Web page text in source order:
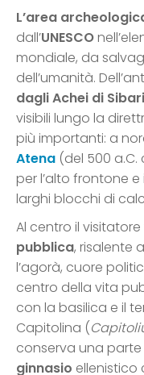
L’area
dall’UNESCO
mondiale, da
dell’umanità.
dagli Achei di Sibari
visibili lungo la
più importanti: a
Atena (del 500
per l’alto frontone
larghi blocchi di
Al centro il
pubblica, risalente
l’agorà, cuore
centro della vita
con la basilica e il
Capitolina (
conserva una parte
ginnasio ellenistico